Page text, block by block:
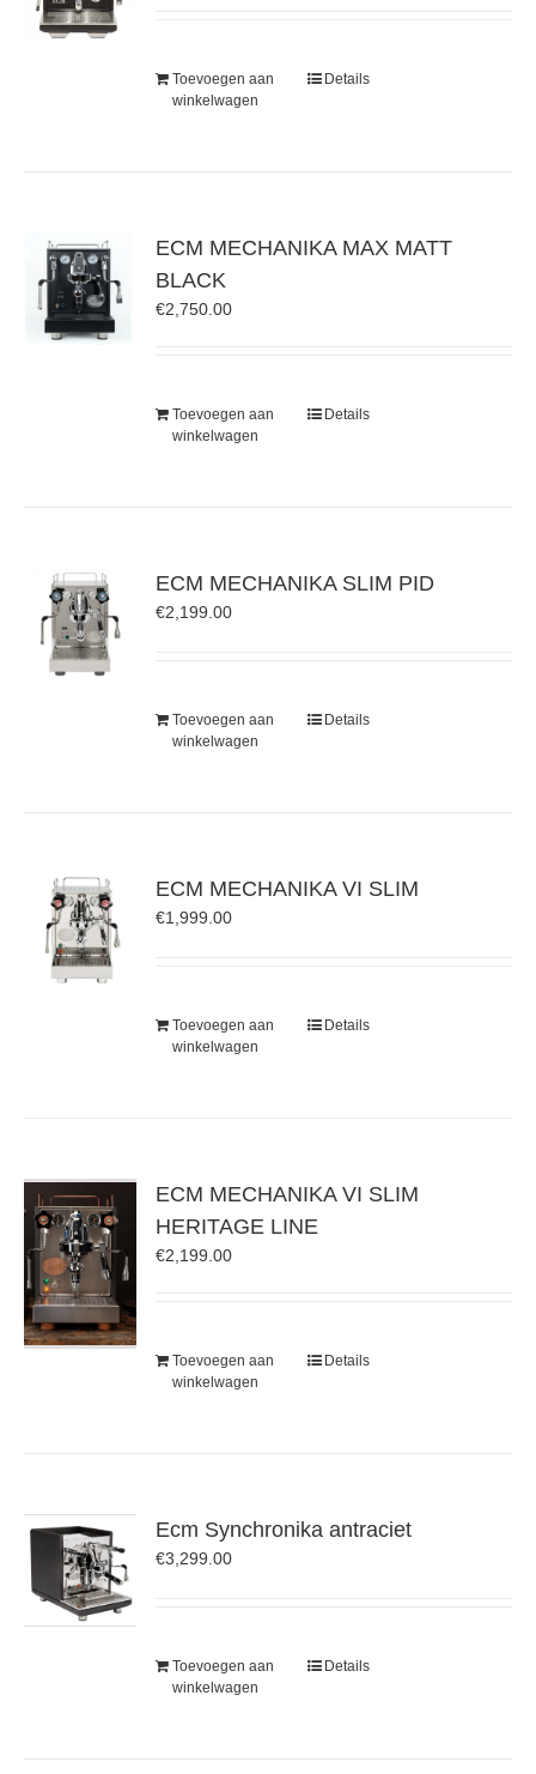
Toevoegen aan
winkelwagen
Details
ECM MECHANIKA MAX MATT
BLACK
€2,750.00
Toevoegen aan
winkelwagen
Details
ECM MECHANIKA SLIM PID
€2,199.00
Toevoegen aan
winkelwagen
Details
ECM MECHANIKA VI SLIM
€1,999.00
Toevoegen aan
winkelwagen
Details
ECM MECHANIKA VI SLIM
HERITAGE LINE
€2,199.00
Toevoegen aan
winkelwagen
Details
Ecm Synchronika antraciet
€3,299.00
Toevoegen aan
winkelwagen
Details